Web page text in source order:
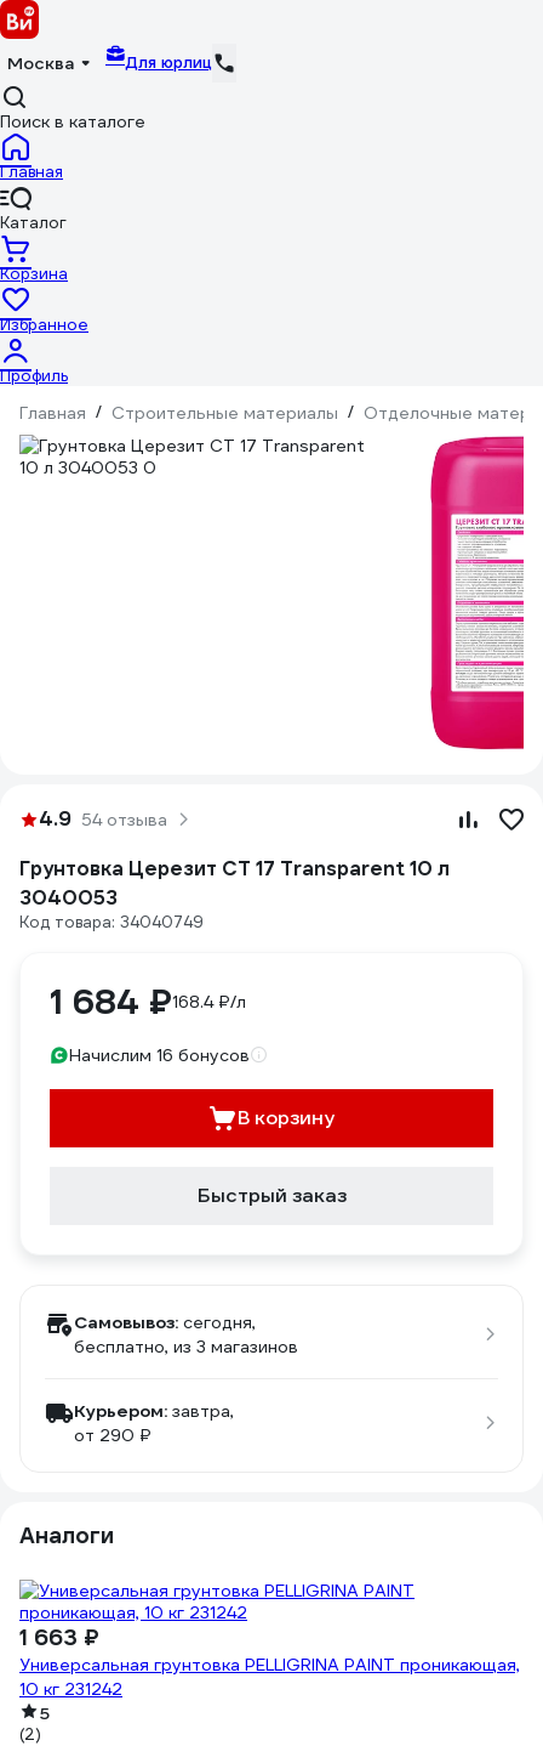
Москва Для юрлиц
Поиск в каталоге
Главная
Каталог
Корзина
Избранное
Профиль
Главная / Строительные материалы / Отделочные
4.9 54 отзыва
Грунтовка Церезит CT 17 Transparent 10 л
3040053
Код товара: 34040749
1 684 ₽168.4 ₽/л
Начислим 16 бонусов
В корзину
Быстрый заказ
Самовывоз: сегодня,
бесплатно, из 3 магазинов
Курьером: завтра,
от 290 ₽
Аналоги
1 663 ₽
Универсальная грунтовка PELLIGRINA PAINT проникающая,
10 кг 231242
5
(2)